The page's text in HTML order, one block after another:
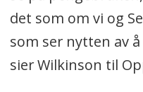
det som om vi og
som ser nytten av
sier Wilkinson til